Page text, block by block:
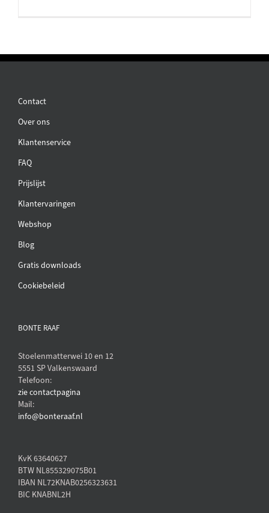
Contact
Over ons
Klantenservice
FAQ
Prijslijst
Klantervaringen
Webshop
Blog
Gratis downloads
Cookiebeleid
BONTE RAAF
Stoelenmatterwei 10 en 12
5551 SP Valkenswaard
Telefoon:
zie contactpagina
Mail:
info@bonteraaf.nl
KvK 63640627
BTW NL855329075B01
IBAN NL72KNAB0256323631
BIC KNABNL2H